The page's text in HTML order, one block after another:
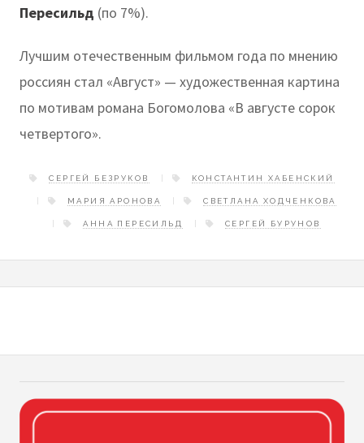
Пересильд (по 7%).
Лучшим отечественным фильмом года по мнению
россиян стал «Август» — художественная картина
по мотивам романа Богомолова «В августе сорок
четвертого».
СЕРГЕЙ БЕЗРУКОВ КОНСТАНТИН ХАБЕНСКИЙ
МАРИЯ АРОНОВА СВЕТЛАНА ХОДЧЕНКОВА
АННА ПЕРЕСИЛЬД СЕРГЕЙ БУРУНОВ